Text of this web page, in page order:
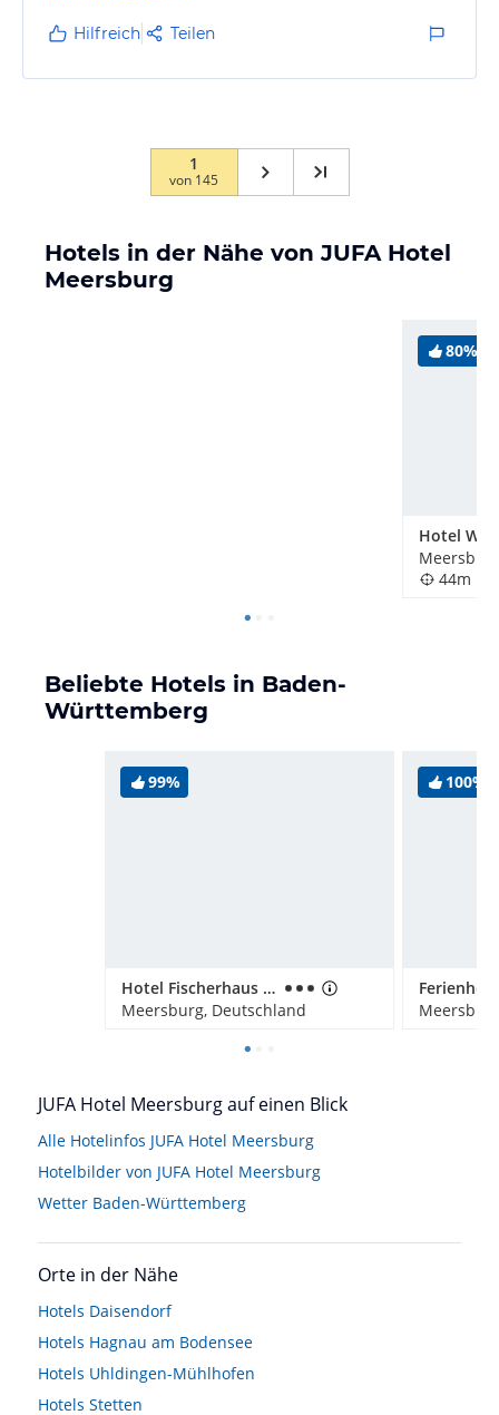
Hilfreich Teilen
1
von 145
Hotels in der Nähe von JUFA Hotel
Meersburg
80%
44m
Beliebte Hotels in Baden-
Württemberg
99%
Hotel Fischerhaus Garni
Meersburg, Deutschland
100%
Ferienhof
JUFA Hotel Meersburg auf einen Blick
Alle Hotelinfos JUFA Hotel Meersburg
Hotelbilder von JUFA Hotel Meersburg
Wetter Baden-Württemberg
Orte in der Nähe
Hotels Daisendorf
Hotels Hagnau am Bodensee
Hotels Uhldingen-Mühlhofen
Hotels Stetten